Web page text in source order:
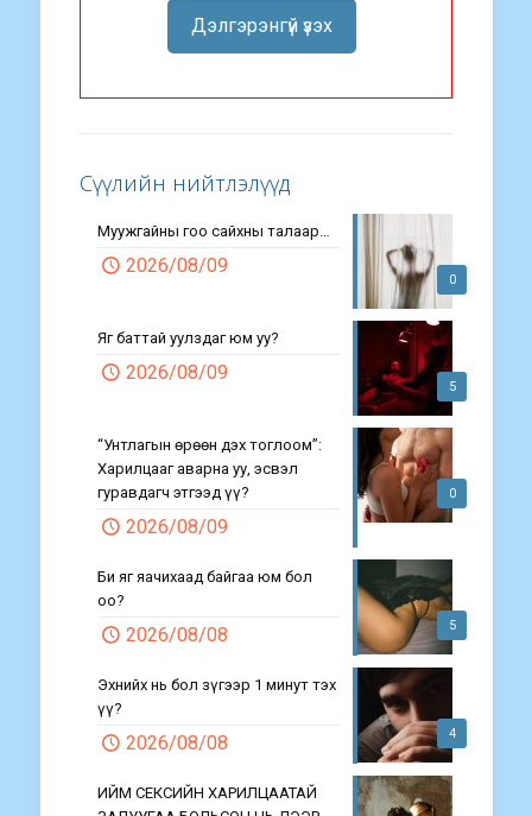
Дэлгэрэнгүй үзэх
Сүүлийн нийтлэлүүд
0
Муужгайны гоо сайхны талаар…
2026/08/09
5
Яг баттай уулздаг юм уу?
2026/08/09
0
“Унтлагын өрөөн дэх тоглоом”:
Харилцааг аварна уу, эсвэл
гуравдагч этгээд үү?
2026/08/09
5
Би яг яачихаад байгаа юм бол
оо?
2026/08/08
4
Эхнийх нь бол зүгээр 1 минут тэх
үү?
2026/08/08
ИЙМ СЕКСИЙН ХАРИЛЦААТАЙ